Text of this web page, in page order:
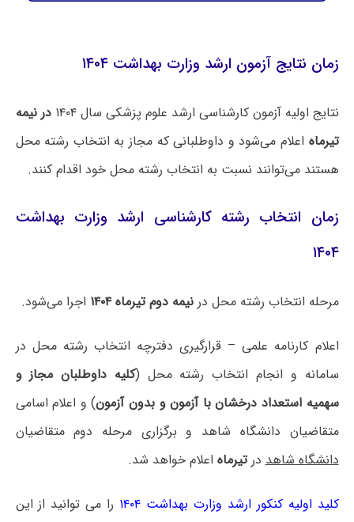
زمان نتایج آزمون ارشد وزارت بهداشت ۱۴۰۴
نتایج اولیه آزمون کارشناسی ارشد علوم پزشکی سال ۱۴۰۴
در نیمه
تیرماه اعلام می‌شود و داوطلبانی که مجاز به انتخاب رشته محل
هستند می‌توانند نسبت به انتخاب رشته محل خود اقدام کنند.
زمان انتخاب رشته کارشناسی ارشد وزارت بهداشت
۱۴۰۴
مرحله انتخاب رشته محل در نیمه دوم تیرماه ۱۴۰۴ اجرا می‌شود.
اعلام کارنامه علمی – قرارگیری دفترچه انتخاب رشته محل در
سامانه و انجام انتخاب رشته محل (کلیه داوطلبان مجاز و
سهمیه استعداد درخشان با آزمون و بدون آزمون) و اعلام اسامی
متقاضیان دانشگاه شاهد و برگزاری مرحله دوم متقاضیان
دانشگاه شاهددرتیرماه اعلام خواهد شد.
کلید اولیه کنکور ارشد وزارت بهداشت ۱۴۰۴
را می توانید از این